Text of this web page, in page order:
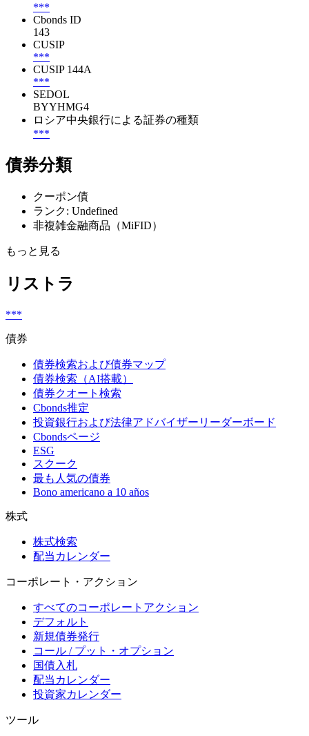
***
Cbonds ID
143
CUSIP
***
CUSIP 144A
***
SEDOL
BYYHMG4
ロシア中央銀行による証券の種類
***
債券分類
クーポン債
ランク: Undefined
非複雑金融商品（MiFID）
もっと見る
リストラ
***
債券
債券検索および債券マップ
債券検索（AI搭載）
債券クオート検索
Cbonds推定
投資銀行および法律アドバイザーリーダーボード
Cbondsページ
ESG
スクーク
最も人気の債券
Bono americano a 10 años
株式
株式検索
配当カレンダー
コーポレート・アクション
すべてのコーポレートアクション
デフォルト
新規債券発行
コール / プット・オプション
国債入札
配当カレンダー
投資家カレンダー
ツール